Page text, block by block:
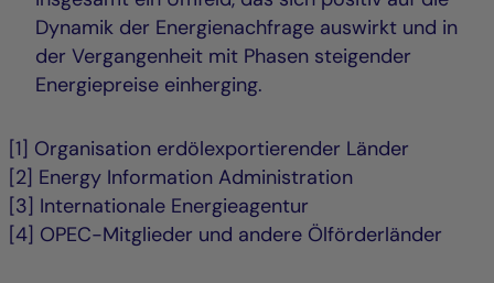
Dynamik der Energienachfrage auswirkt und in
der Vergangenheit mit Phasen steigender
Energiepreise einherging.
[1] Organisation erdölexportierender Länder
[2] Energy Information Administration
[3] Internationale Energieagentur
[4] OPEC-Mitglieder und andere Ölförderländer